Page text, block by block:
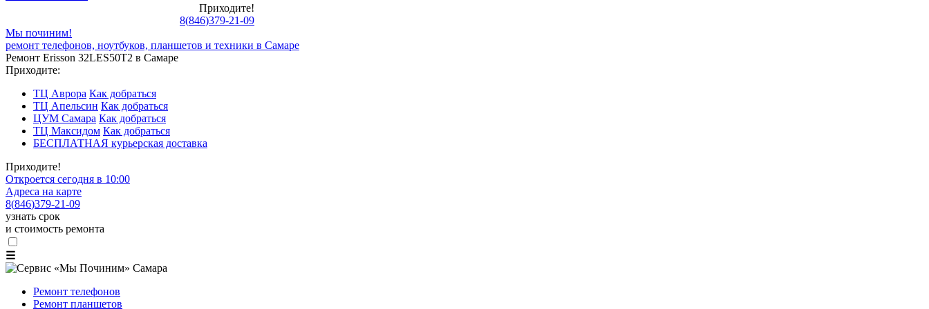
Приходите!
8(846)379-21-09
Мы починим!
ремонт телефонов, ноутбуков, планшетов и техники в Самаре
Ремонт Erisson 32LES50T2 в Самаре
Приходите:
ТЦ Аврора Как добраться
ТЦ Апельсин Как добраться
ЦУМ Самара Как добраться
ТЦ Максидом Как добраться
БЕСПЛАТНАЯ курьерская доставка
Приходите!
Откроется сегодня в 10:00
Адреса на карте
8(846)379-21-09
узнать срок
и стоимость ремонта
☰
Ремонт телефонов
Ремонт планшетов